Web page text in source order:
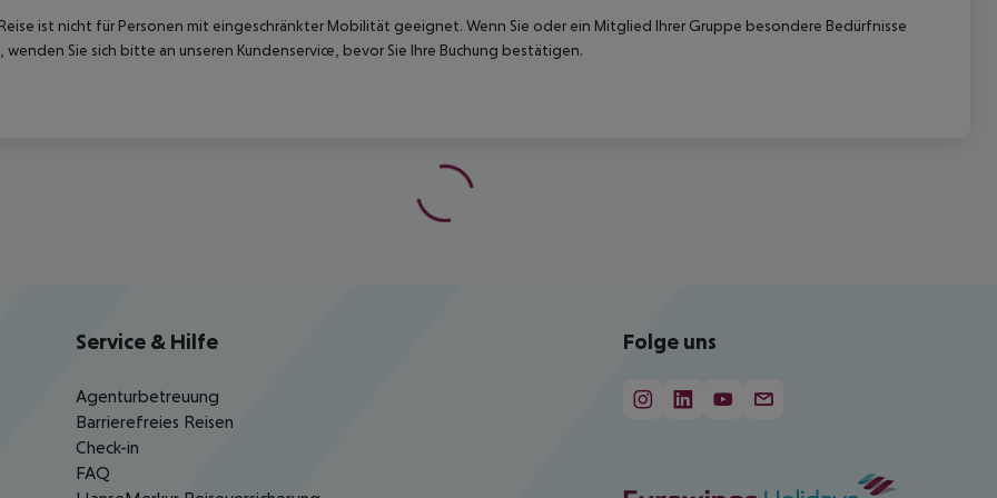
ist nicht für Personen mit eingeschränkter Mobilität geeignet. Wenn Sie oder ein Mitglied Ihrer Gruppe besondere Bedürfnisse
wenden Sie sich bitte an unseren Kundenservice, bevor Sie Ihre Buchung bestätigen.
Service & Hilfe
Agenturbetreuung
Barrierefreies Reisen
Check-in
FAQ
Folge uns